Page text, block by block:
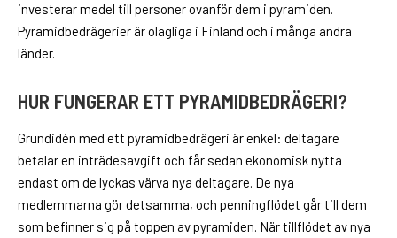
investerar medel till personer ovanför dem i pyramiden.
Pyramidbedrägerier är olagliga i Finland och i många andra
länder.
HUR FUNGERAR ETT PYRAMIDBEDRÄGERI?
Grundidén med ett pyramidbedrägeri är enkel: deltagare
betalar en inträdesavgift och får sedan ekonomisk nytta
endast om de lyckas värva nya deltagare. De nya
medlemmarna gör detsamma, och penningflödet går till dem
som befinner sig på toppen av pyramiden. När tillflödet av nya